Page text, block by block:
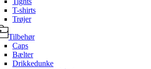
T-shirts
Trøjer
Tilbehør
Caps
Bælter
Drikkedunke